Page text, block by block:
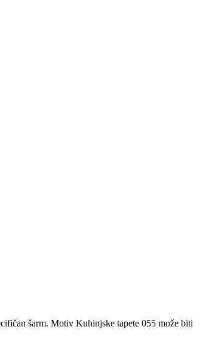
šarm. Motiv Kuhinjske tapete 055 može biti